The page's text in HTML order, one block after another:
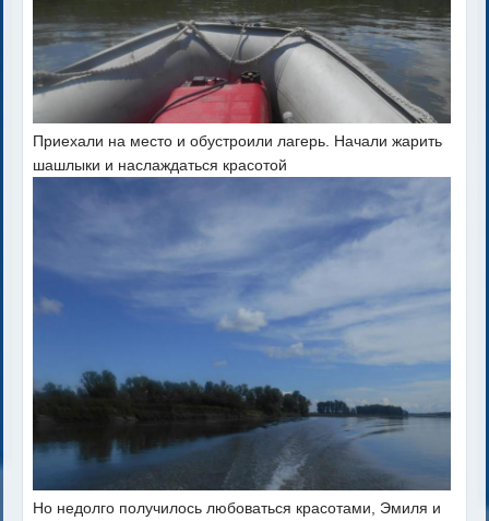
Приехали на место и обустроили лагерь. Начали жарить
шашлыки и наслаждаться красотой
Но недолго получилось любоваться красотами, Эмиля и